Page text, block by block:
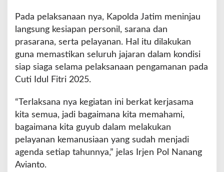
n
o
s
P
a
i
T
e
l
g
Pada pelaksanaan nya, Kapolda Jatim meninjau
langsung kesiapan personil, sarana dan
prasarana, serta pelayanan. Hal itu dilakukan
guna memastikan seluruh jajaran dalam kondisi
siap siaga selama pelaksanaan pengamanan pada
Cuti Idul Fitri 2025.
“Terlaksana nya kegiatan ini berkat kerjasama
kita semua, jadi bagaimana kita memahami,
bagaimana kita guyub dalam melakukan
pelayanan kemanusiaan yang sudah menjadi
agenda setiap tahunnya,” jelas Irjen Pol Nanang
Avianto.